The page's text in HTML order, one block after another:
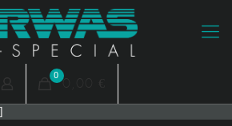
0 0,00 €